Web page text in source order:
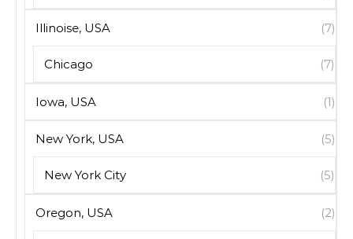
Illinoise, USA (7)
Chicago (7)
Iowa, USA (1)
New York, USA (5)
New York City (5)
Oregon, USA (2)